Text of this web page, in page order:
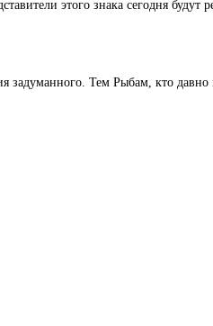
этого знака сегодня
Тем Рыбам, кто